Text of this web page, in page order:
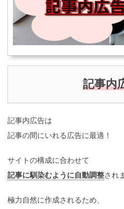
記事内
記事内広告は
記事の間にいれる広告に最適！
サイトの構成に合わせて
記事に馴染むように自動調整され
極力自然に作成されるため、